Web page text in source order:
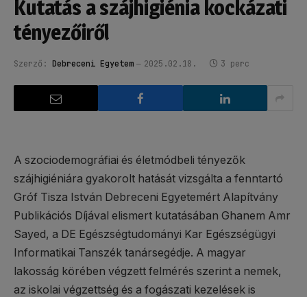
Kutatás a szájhigiénia kockázati
tényezőiről
Szerző: Debreceni Egyetem 2025.02.18. 3 perc
A szociodemográfiai és életmódbeli tényezők
szájhigiéniára gyakorolt hatását vizsgálta a fenntartó
Gróf Tisza István Debreceni Egyetemért Alapítvány
Publikációs Díjával elismert kutatásában Ghanem Amr
Sayed, a DE Egészségtudományi Kar Egészségügyi
Informatikai Tanszék tanársegédje. A magyar
lakosság körében végzett felmérés szerint a nemek,
az iskolai végzettség és a fogászati kezelések is